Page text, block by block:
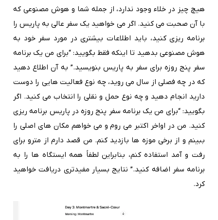
هیچ چیز در خلاء وجود ندارد، از جمله شما و هوش مصنوعی که
با آن صحبت می کنید. اگر می خواهید یک سفر عالی به پاریس را
برنامه ریزی کنید، باید اطلاعات بیشتری در مورد سفر خود به
هوش مصنوعی بدهید تا اینکه فقط بگویید: “برای من یک برنامه
سفر پنج روزه برای سفر به پاریس بنویسید.” به آن اطلاع دهید
که در چه فصلی از سال می روید، چه نوع فعالیت هایی را دوست
دارید انجام دهید و چه نوع حمل و نقلی را انتخاب می کنید. اگر
بگویید: “برای من یک برنامه سفر پنج روزه در پاریس برنامه ریزی
کنید. من در اواخر اکتبر می روم و می خواهم مکان های اصلی را
ببینم و از برخی موزه ها بازدید کنم. من قصد دارم از مترو برای
رفت و آمد استفاده کنم، بنابراین لطفاً همه ایستگاه ها را به
برنامه سفر اضافه کنید.” نتایج بسیار مفیدتری دریافت خواهید
کرد.